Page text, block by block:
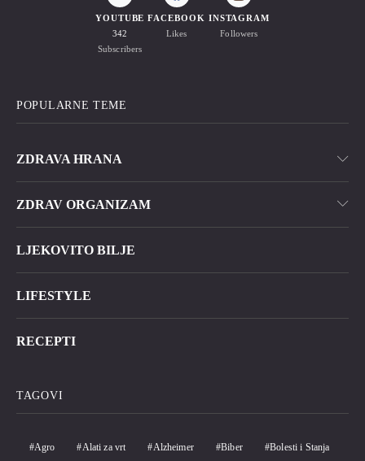
YOUTUBE
342
Subscribers
FACEBOOK
Likes
INSTAGRAM
Followers
POPULARNE TEME
ZDRAVA HRANA
ZDRAV ORGANIZAM
LJEKOVITO BILJE
LIFESTYLE
RECEPTI
TAGOVI
Agro Alati za vrt Alzheimer Biber
Bolesti i Stanja